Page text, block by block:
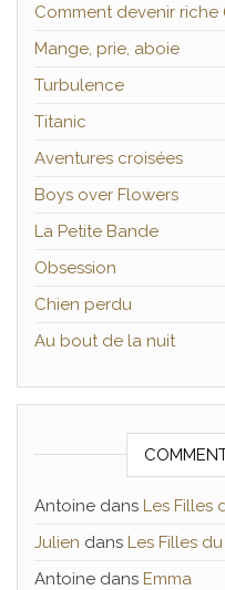
Comment devenir
Mange, prie, aboie
Turbulence
Titanic
Aventures croisées
Boys over Flowers
La Petite Bande
Obsession
Chien perdu
Au bout de la nuit
Antoine dans Les Filles
Julien dans Les Filles
Antoine dans Emma